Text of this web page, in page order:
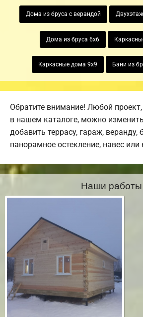
Дома из бруса с верандой
Дома из бруса 6х6
Каркасные дома 9х9 Бани из
Обратите внимание! Любой
в нашем каталоге, можно
добавить террасу, гараж, веранду,
панорамное остекление, навес
Наши работы